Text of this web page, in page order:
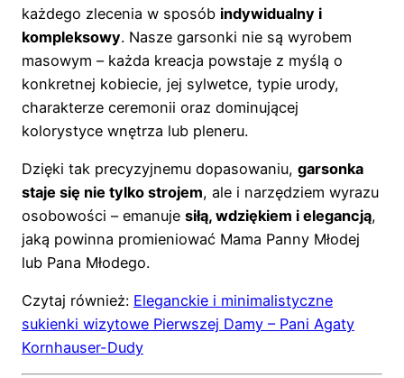
każdego zlecenia w sposób indywidualny i
kompleksowy. Nasze garsonki nie są wyrobem
masowym – każda kreacja powstaje z myślą o
konkretnej kobiecie, jej sylwetce, typie urody,
charakterze ceremonii oraz dominującej
kolorystyce wnętrza lub pleneru.
Dzięki tak precyzyjnemu dopasowaniu, garsonka
staje się nie tylko strojem, ale i narzędziem wyrazu
osobowości – emanuje siłą, wdziękiem i elegancją,
jaką powinna promieniować Mama Panny Młodej
lub Pana Młodego.
Czytaj również: Eleganckie i minimalistyczne
sukienki wizytowe Pierwszej Damy – Pani Agaty
Kornhauser-Dudy